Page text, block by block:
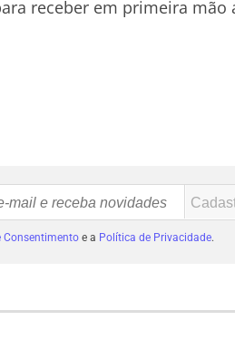
receber em primeira mão
Consentimentoe a Política de Privacidade.